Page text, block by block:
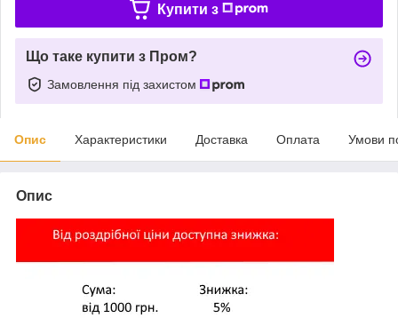
Купити з
Що таке купити з Пром?
Замовлення під захистом
Опис Характеристики Доставка Оплата Умови
Опис